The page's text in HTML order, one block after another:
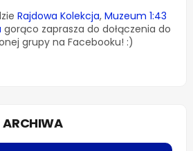
Rajdowa Kolekcja, Muzeum 1:43
gorąco zaprasza do dołączenia do
grupy na Facebooku! :)
ARCHIWA